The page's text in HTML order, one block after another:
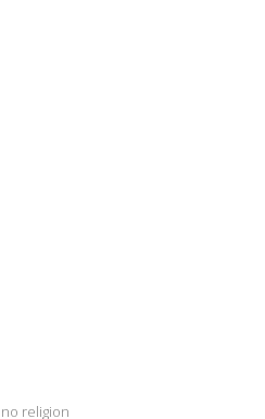
no religion